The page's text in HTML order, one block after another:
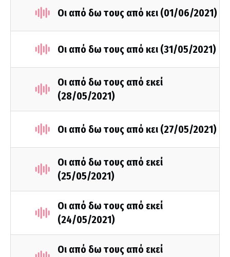
Οι από δω τους από κει (01/06/2021)
Οι από δω τους από κει (31/05/2021)
Οι από δω τους από εκεί
(28/05/2021)
Οι από δω τους από κει (27/05/2021)
Οι από δω τους από εκεί
(25/05/2021)
Οι από δω τους από εκεί
(24/05/2021)
Οι από δω τους από εκεί